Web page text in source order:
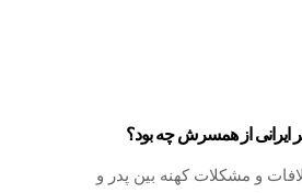
ایرانی از همسرش چه بود؟
و مشکلات کهنه بین پدر و